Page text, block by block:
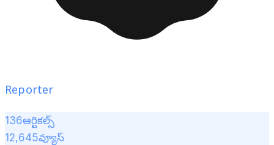
Reporter
136ఆర్టికల్స్
12,645వ్యూస్